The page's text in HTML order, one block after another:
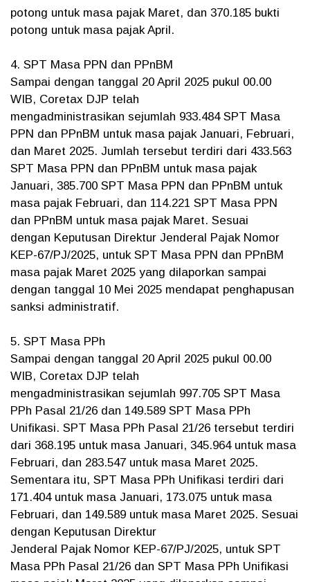
potong untuk masa pajak Maret, dan 370.185 bukti
potong untuk masa pajak April.
4. SPT Masa PPN dan PPnBM
Sampai dengan tanggal 20 April 2025 pukul 00.00
WIB, Coretax DJP telah
mengadministrasikan sejumlah 933.484 SPT Masa
PPN dan PPnBM untuk masa pajak Januari, Februari,
dan Maret 2025. Jumlah tersebut terdiri dari 433.563
SPT Masa PPN dan PPnBM untuk masa pajak
Januari, 385.700 SPT Masa PPN dan PPnBM untuk
masa pajak Februari, dan 114.221 SPT Masa PPN
dan PPnBM untuk masa pajak Maret. Sesuai
dengan Keputusan Direktur Jenderal Pajak Nomor
KEP-67/PJ/2025, untuk SPT Masa PPN dan PPnBM
masa pajak Maret 2025 yang dilaporkan sampai
dengan tanggal 10 Mei 2025 mendapat penghapusan
sanksi administratif.
5. SPT Masa PPh
Sampai dengan tanggal 20 April 2025 pukul 00.00
WIB, Coretax DJP telah
mengadministrasikan sejumlah 997.705 SPT Masa
PPh Pasal 21/26 dan 149.589 SPT Masa PPh
Unifikasi. SPT Masa PPh Pasal 21/26 tersebut terdiri
dari 368.195 untuk masa Januari, 345.964 untuk masa
Februari, dan 283.547 untuk masa Maret 2025.
Sementara itu, SPT Masa PPh Unifikasi terdiri dari
171.404 untuk masa Januari, 173.075 untuk masa
Februari, dan 149.589 untuk masa Maret 2025. Sesuai
dengan Keputusan Direktur
Jenderal Pajak Nomor KEP-67/PJ/2025, untuk SPT
Masa PPh Pasal 21/26 dan SPT Masa PPh Unifikasi